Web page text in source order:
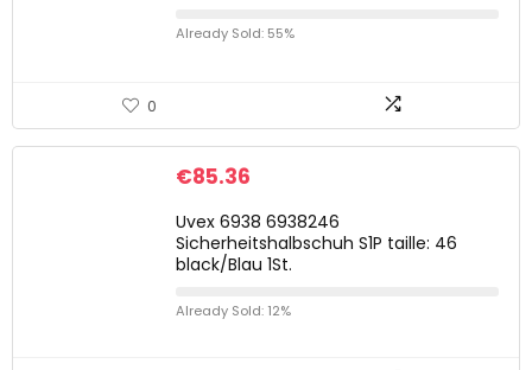
Already Sold: 55%
0
€85.36
Uvex 6938 6938246
Sicherheitshalbschuh S1P taille: 46
black/Blau 1St.
Already Sold: 12%